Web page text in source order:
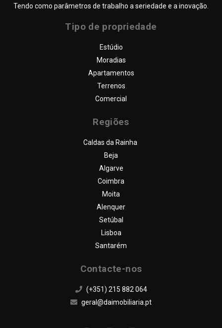
DAYSE ALMEIDA – IMOBILIÁRIA
PROPRIEDADES
SERVIÇOS
FAQ
Tendo como parâmetros de trabalho a seriedade e a inovação.
Tipo de propriedade
Estúdio
Moradias
Apartamentos
Terrenos
Comercial
Regiões
Caldas da Rainha
Beja
Algarve
Coimbra
Moita
Alenquer
Setúbal
Lisboa
Santarém
Contacte-nos
(+351) 215 882 064
geral@daimobiliaria.pt